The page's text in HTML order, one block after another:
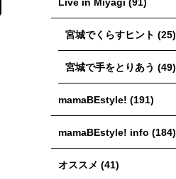
宮城でくらすヒント (25)
宮城で手をとりあう (49)
mamaBEstyle! (191)
mamaBEstyle! info (184)
オススメ (41)